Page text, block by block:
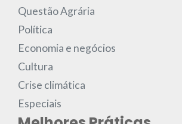
Questão Agrária
Política
Economia e negócios
Cultura
Crise climática
Especiais